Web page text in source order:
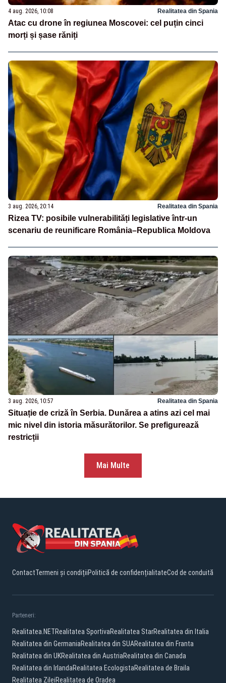
4 aug. 2026, 10:08 Realitatea din Spania
Atac cu drone în regiunea Moscovei: cel puțin cinci
morți și șase răniți
3 aug. 2026, 20:14 Realitatea din Spania
Rizea TV: posibile vulnerabilități legislative într-un
scenariu de reunificare România–Republica Moldova
3 aug. 2026, 10:57 Realitatea din Spania
Situație de criză în Serbia. Dunărea a atins azi cel mai
mic nivel din istoria măsurătorilor. Se prefigurează
restricții
Mai Multe
ContactTermeni și condițiiPolitică de confidențialitateCod de conduită
Parteneri:
Realitatea.NETRealitatea SportivaRealitatea StarRealitatea din Italia
Realitatea din GermaniaRealitatea din SUARealitatea din Franta
Realitatea din UKRealitatea din AustriaRealitatea din Canada
Realitatea din IrlandaRealitatea EcologistaRealitatea de Braila
Realitatea ZileiRealitatea de Oradea